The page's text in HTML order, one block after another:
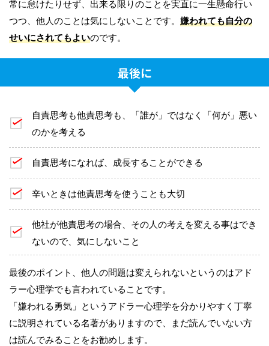
常に怠けたりせず、出来る限りのことを実直に一生懸命行い
つつ、他人のことは気にしないことです。 嫌われても自分の
せいにされてもよいのです。
最後に
自責思考も他責思考も、「誰が」ではなく「何が」悪い
のかを考える
自責思考になれば、成長することができる
辛いときは他責思考を使うことも大切
他社が他責思考の場合、その人の考えを変える事はでき
ないので、気にしないこと
最後のポイント、他人の問題は変えられないというのはアド
ラー心理学でも言われていることです。
「嫌われる勇気」というアドラー心理学を分かりやすく丁寧
に説明されている名著がありますので、まだ読んでいない方
は読んでみることをお勧めします。